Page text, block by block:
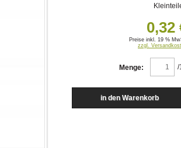
0,32
Preise inkl. 19 %
zzgl.
Menge: /